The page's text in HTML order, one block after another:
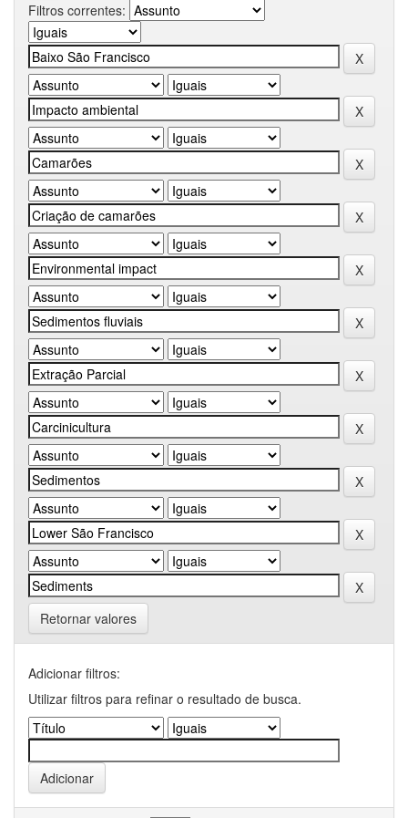
Filtros correntes:
Retornar valores
Adicionar filtros:
Utilizar filtros para refinar o resultado de busca.